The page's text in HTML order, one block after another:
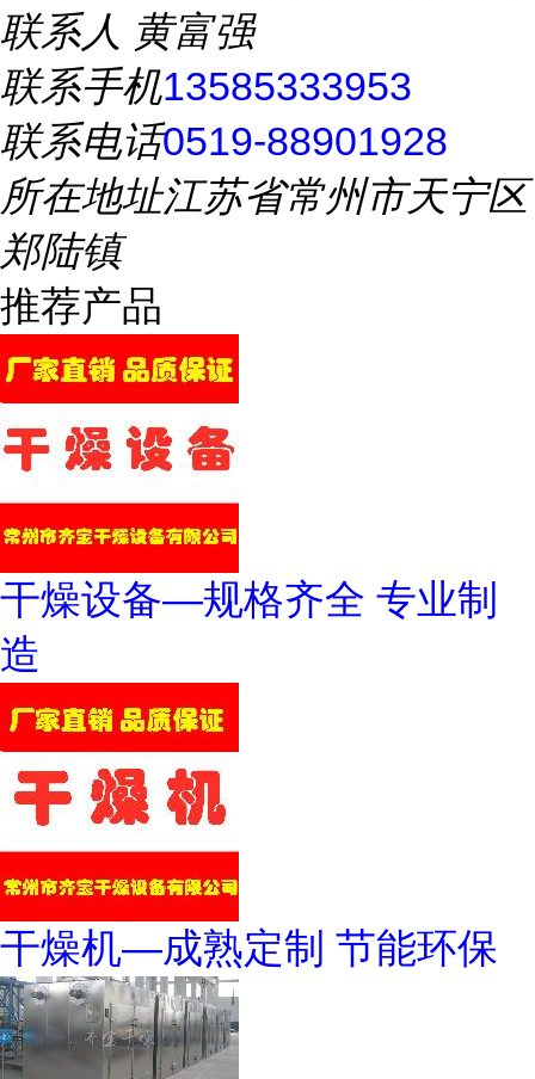
联系人 黄富强
联系手机13585333953
联系电话0519-88901928
所在地址江苏省常州市天宁区
郑陆镇
推荐产品
干燥设备—规格齐全 专业制
造
干燥机—成熟定制 节能环保